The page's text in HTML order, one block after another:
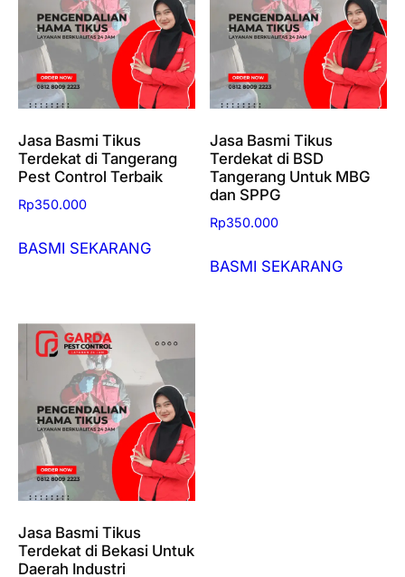
Jasa Basmi Tikus
Terdekat di Tangerang
Pest Control Terbaik
Rp350.000
BASMI SEKARANG
Jasa Basmi Tikus
Terdekat di BSD
Tangerang Untuk MBG
dan SPPG
Rp350.000
BASMI SEKARANG
Jasa Basmi Tikus
Terdekat di Bekasi Untuk
Daerah Industri